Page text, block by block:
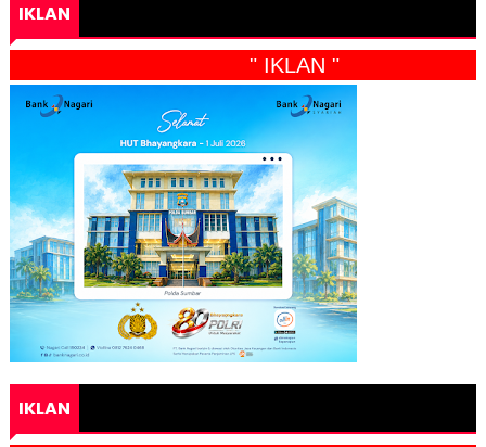
IKLAN
" IKLAN "
IKLAN